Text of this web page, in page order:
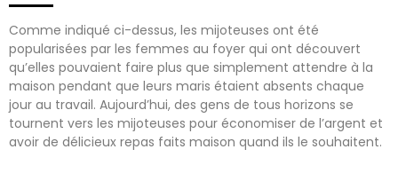
Comme indiqué ci-dessus, les mijoteuses ont été
popularisées par les femmes au foyer qui ont découvert
qu’elles pouvaient faire plus que simplement attendre à la
maison pendant que leurs maris étaient absents chaque
jour au travail. Aujourd’hui, des gens de tous horizons se
tournent vers les mijoteuses pour économiser de l’argent et
avoir de délicieux repas faits maison quand ils le souhaitent.